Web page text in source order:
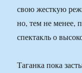
свою жесткую
но, тем не менее,
спектакль о
Таганка пока